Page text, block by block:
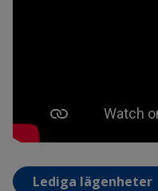
Lediga lägenheter